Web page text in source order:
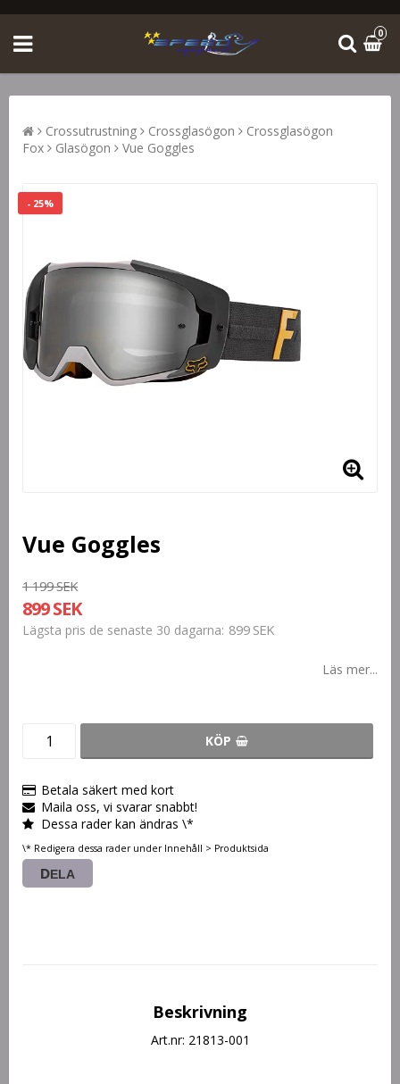
0
Crossutrustning Crossglasögon
Crossglasögon
Fox
Glasögon Vue Goggles
- 25%
Vue Goggles
1 199 SEK
899 SEK
Lägsta pris de senaste 30 dagarna 899 SEK
Läs mer...
KÖP
Betala säkert med kort
Maila oss, vi svarar snabbt!
Dessa rader kan ändras \*
\* Redigera dessa rader under Innehåll > Produktsida
DELA
Beskrivning
Art.nr: 21813-001